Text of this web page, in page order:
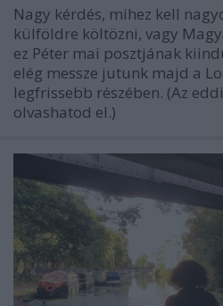
Nagy kérdés, mihez kell
külföldre költözni, vagy
ez Péter mai posztjának
elég messze jutunk majd a
legfrissebb részében. (Az
olvashatod el.)